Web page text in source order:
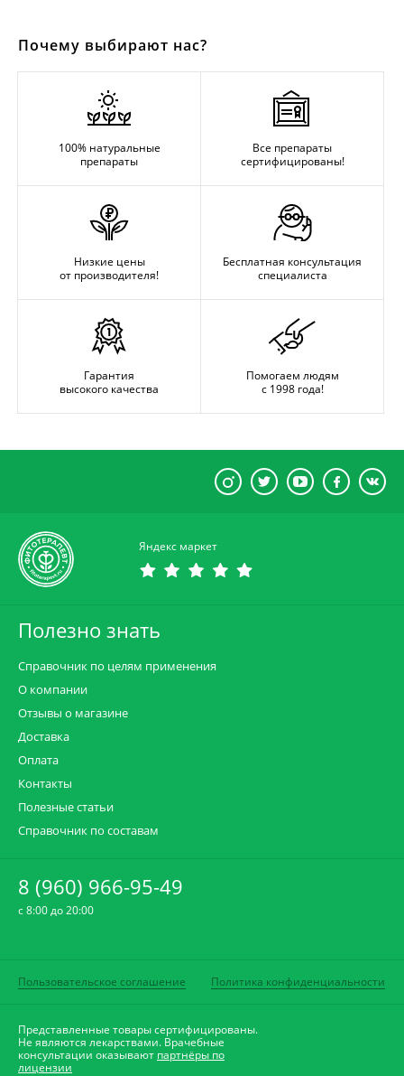
Почему выбирают нас?
100% натуральные
препараты
Все препараты
сертифицированы!
Низкие цены
от производителя!
Бесплатная консультация
специалиста
Гарантия
высокого качества
Помогаем людям
с 1998 года!
Яндекс маркет
Полезно знать
Справочник по целям применения
О компании
Отзывы о магазине
Доставка
Оплата
Контакты
Полезные статьи
Справочник по составам
8 (960) 966-95-49
c 8:00 до 20:00
Пользовательское соглашение Политика конфиденциальности
Представленные товары сертифицированы.
Не являются лекарствами. Врачебные
консультации оказывают партнёры по
лицензии